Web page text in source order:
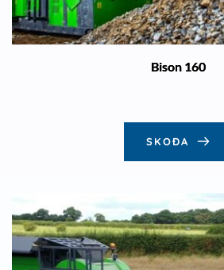
Bison 160
SKOÐA